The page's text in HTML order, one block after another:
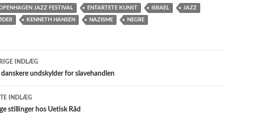
JAZZ FESTIVAL ENTARTETE KUNST ISRAEL JAZZ
KENNETH HANSEN NAZISME NEGRE
INDLÆG
danskere undskylder for slavehandlen
INDLÆG
stillinger hos Uetisk Råd